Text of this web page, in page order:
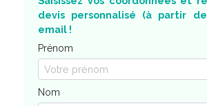
devis personnalisé (à partir
email !
Prénom
Nom